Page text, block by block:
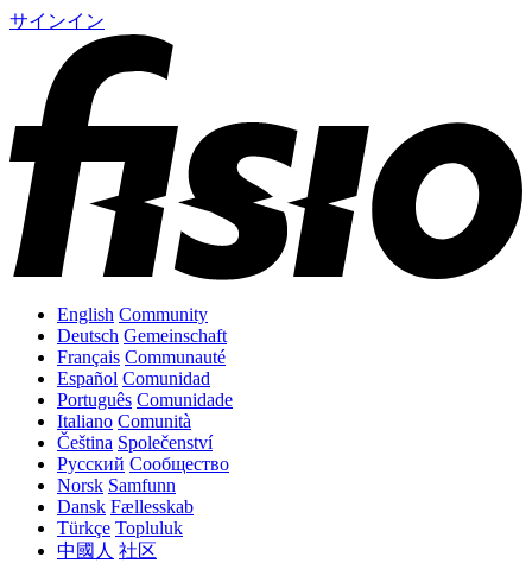
サインイン
English Community
Deutsch Gemeinschaft
Français Communauté
Español Comunidad
Português Comunidade
Italiano Comunità
Čeština Společenství
Русский Сообщество
Norsk Samfunn
Dansk Fællesskab
Türkçe Topluluk
中國人 社区